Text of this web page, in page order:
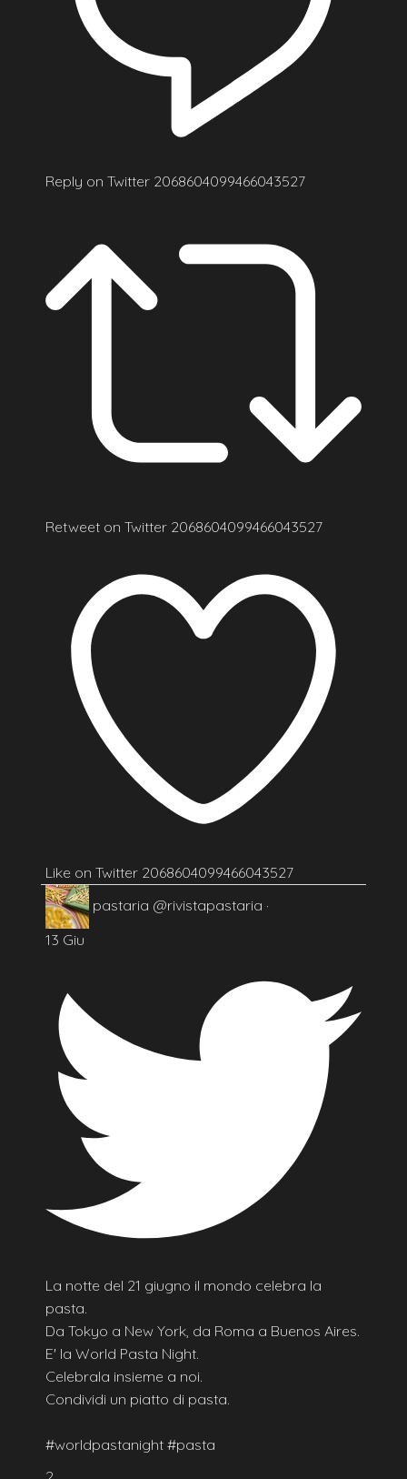
Reply on Twitter 2068604099466043527
Retweet on Twitter 2068604099466043527
Like on Twitter 2068604099466043527
pastaria @rivistapastaria ·
13 Giu
La notte del 21 giugno il mondo celebra la
pasta.
Da Tokyo a New York, da Roma a Buenos Aires.
E' la World Pasta Night.
Celebrala insieme a noi.
Condividi un piatto di pasta.
#worldpastanight #pasta